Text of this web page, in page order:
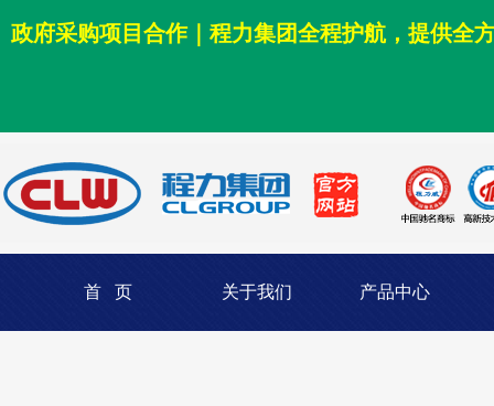
政府采购项目合作｜程力集团全程护航，提供全
首 页 关于我们 产品中心